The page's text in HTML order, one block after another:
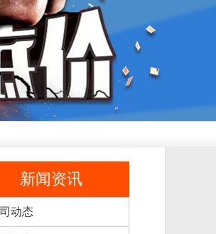
新闻资讯
动态